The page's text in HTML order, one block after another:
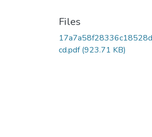
Files
cd.pdf(923.71 KB)